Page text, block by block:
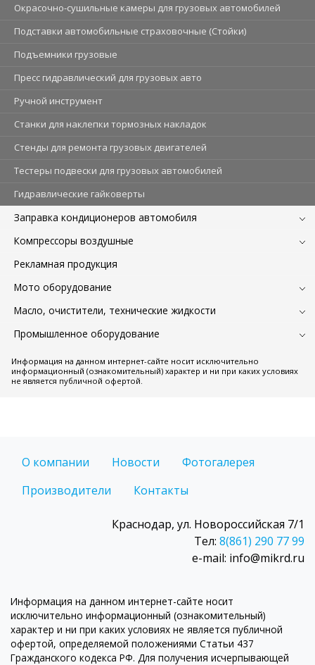
Окрасочно-сушильные камеры для грузовых автомобилей
Подставки автомобильные страховочные (Стойки)
Подъемники грузовые
Пресс гидравлический для грузовых авто
Ручной инструмент
Станки для наклепки тормозных накладок
Стенды для ремонта грузовых двигателей
Тестеры подвески для грузовых автомобилей
Гидравлические гайковерты
Заправка кондиционеров автомобиля
Компрессоры воздушные
Рекламная продукция
Мото оборудование
Масло, очистители, технические жидкости
Промышленное оборудование
Информация на данном интернет-сайте носит исключительно
информационный (ознакомительный) характер и ни при каких условиях
не является публичной офертой.
О компании Новости
Фотогалерея
Производители
Контакты
Краснодар, ул. Новороссийская 7/1
Тел: 8(861) 290 77 99
e-mail: info@mikrd.ru
Информация на данном интернет-сайте носит
исключительно информационный (ознакомительный)
характер и ни при каких условиях не является публичной
офертой, определяемой положениями Статьи 437
Гражданского кодекса РФ. Для получения исчерпывающей